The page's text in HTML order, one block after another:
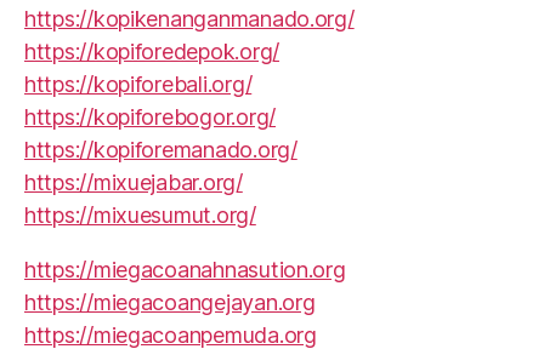
https://kopikenanganmanado.org/
https://kopiforedepok.org/
https://kopiforebali.org/
https://kopiforebogor.org/
https://kopiforemanado.org/
https://mixuejabar.org/
https://mixuesumut.org/
https://miegacoanahnasution.org
https://miegacoangejayan.org
https://miegacoanpemuda.org